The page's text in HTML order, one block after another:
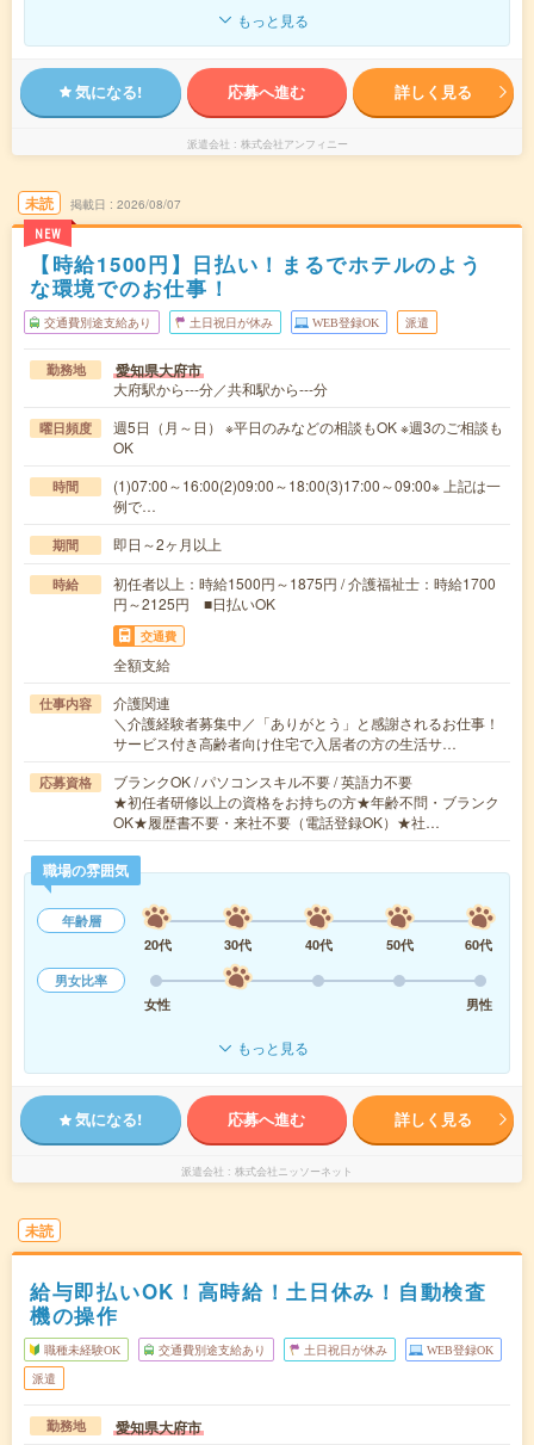
もっと見る
気になる! 応募へ進む 詳しく見る
派遣会社 株式会社アンフィニー
未読
NEW
掲載日 2026/08/07
【時給1500円】日払い！まるでホテルのよう
な環境でのお仕事！
交通費別途支給あり 土日祝日が休み WEB登録OK 派遣
勤務地 愛知県大府市
大府駅から---分／共和駅から---分
曜日頻度
週5日（月～日） ※平日のみなどの相談もOK ※週3のご相談も
OK
時間
(1)07:00～16:00(2)09:00～18:00(3)17:00～09:00※ 上記は一
例で…
期間 即日～2ヶ月以上
時給
初任者以上：時給1500円～1875円 / 介護福祉士：時給1700
円～2125円 ■日払いOK
交通費
全額支給
仕事内容
介護関連
＼介護経験者募集中／「ありがとう」と感謝されるお仕事！
サービス付き高齢者向け住宅で入居者の方の生活サ…
応募資格
ブランクOK / パソコンスキル不要 / 英語力不要
★初任者研修以上の資格をお持ちの方★年齢不問・ブランク
OK★履歴書不要・来社不要（電話登録OK）★社…
職場の雰囲気
年齢層
20代
30代 40代 50代
60代
男女比率
女性
男性
もっと見る
気になる! 応募へ進む 詳しく見る
派遣会社 株式会社ニッソーネット
未読
給与即払いOK！高時給！土日休み！自動検査
機の操作
職種未経験OK 交通費別途支給あり 土日祝日が休み WEB登録OK
派遣
勤務地 愛知県大府市